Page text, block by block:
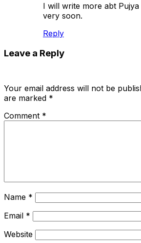
I will write more abt
very soon.
Reply
Leave a Reply
Your email address will not be
are marked *
Comment *
Name *
Email *
Website